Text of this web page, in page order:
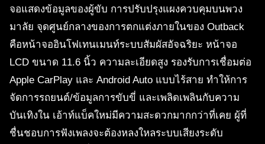
จอแสดงข้อมูลของผู้ขับ การปรับปรุงแผงควบคุมบนพวง
มาลัย จุดศูนย์กลางของการตกแต่งภายในของ Outback
คือหน้าจออินโฟเทนเมนท์ระบบสัมผัสอัจฉริยะ หน้าจอ
LCD ขนาด 11.6 นิ้ว ความละเอียดสูง รองรับการเชื่อมต่อ
Apple CarPlay และ Android Auto แบบไร้สาย ทำให้การ
จัดการรถยนต์/ข้อมูลการขับขี่ และเพลิดเพลินกับความ
บันเทิงใน เอ้าท์แบ็คใหม่มีความสะดวกมากกว่าที่เคย ผู้ที่
ชื่นชอบการฟังเพลงจะต้องหลงใหลระบบเสียงระดับ